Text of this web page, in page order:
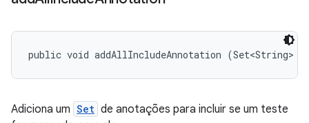
public void addAllIncludeAnnotation (Set<String>
Adiciona um Set de anotações para incluir se um teste